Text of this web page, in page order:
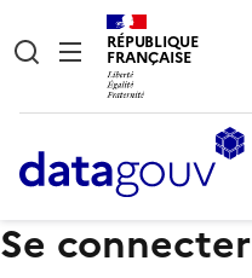
RÉPUBLIQUE
FRANÇAISE
Se connecter